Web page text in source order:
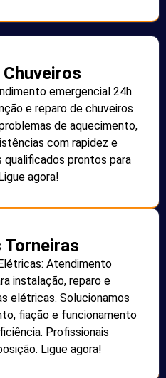
emergencial 24h
e reparo de chuveiros
de aquecimento,
com rapidez e
qualificados prontos para
agora!
Torneiras
Atendimento
instalação, reparo e
elétricas. Solucionamos
fiação e funcionamento
Profissionais
Ligue agora!